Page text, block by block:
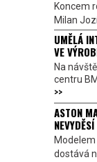
Koncem
Milan
UMĚLÁ
VE
Na
centru
>>
ASTON
NEVYDĚSÍ
Modelem
dostává